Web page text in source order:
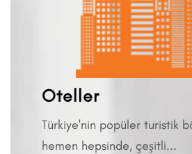
Oteller
Türkiye'nin popüler turistik
hemen hepsinde, çeşitli...